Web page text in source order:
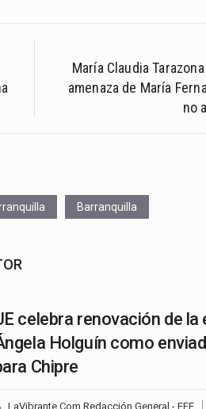
María Claudia
amenaza de María
no
Barranquilla
celebra renovación de
Holguín como
Chipre
LaVibrante.Com Redacción General - EFE